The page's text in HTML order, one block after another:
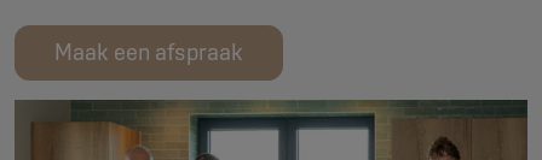
Maak een afspraak